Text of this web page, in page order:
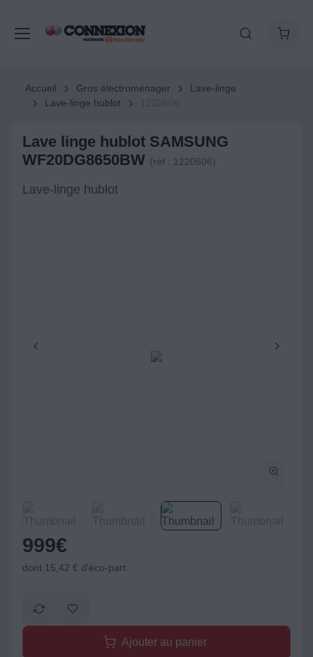
Accueil Gros électroménager
Lave-linge
Lave-linge hublot
Lave linge hublot SAMSUNG
WF20DG8650BW (réf : 1220606)
Lave-linge hublot
999€
dont 15,42 € d'éco-part
Ajouter au panier